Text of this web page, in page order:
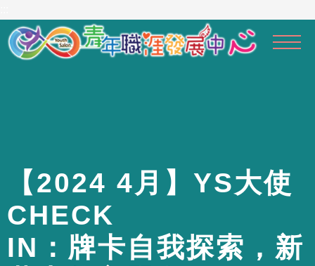
主
要
【 2024 4 月 】 YS大使
CHECK
IN ： 牌卡自我探索 ， 新